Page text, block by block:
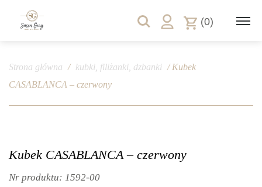
(0)
Strona główna / kubki, filiżanki, dzbanki / Kubek
CASABLANCA – czerwony
Kubek CASABLANCA – czerwony
Nr produktu: 1592-00